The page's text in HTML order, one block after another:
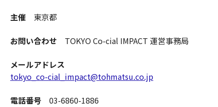
主催東京都
お問い合わせ TOKYO Co-cial IMPACT 運営事務局
メールアドレス
tokyo_co-cial_impact@tohmatsu.co.jp
電話番号 03-6860-1886